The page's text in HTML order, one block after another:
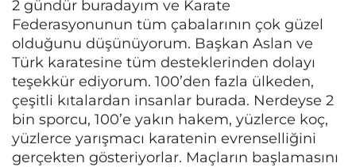
2 gündür buradayım ve Karate
Federasyonunun tüm çabalarının çok güzel
olduğunu düşünüyorum. Başkan Aslan ve
Türk karatesine tüm desteklerinden dolayı
teşekkür ediyorum. 100’den fazla ülkeden,
çeşitli kıtalardan insanlar burada. Nerdeyse 2
bin sporcu, 100’e yakın hakem, yüzlerce koç,
yüzlerce yarışmacı karatenin evrenselliğini
gerçekten gösteriyorlar. Maçların başlamasını